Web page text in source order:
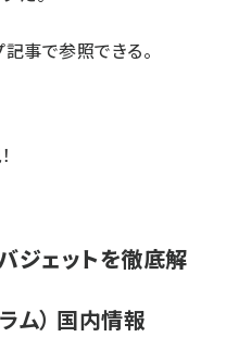
記事で参照できる。
ジェットを徹底解
ム） 国内情報